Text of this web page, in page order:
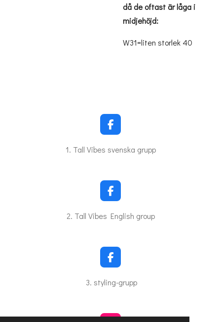
då de oftast är låga i
midjehöjd:
W31=liten storlek 40
F
a
c
o
k
1. Tall Vibes svenska grupp
F
a
c
o
k
2. Tall Vibes English group
F
a
c
e
o
3. styling-grupp